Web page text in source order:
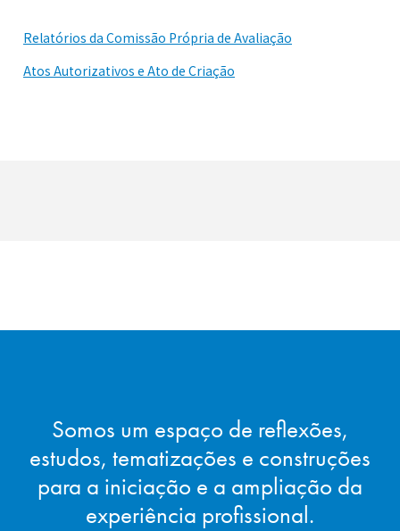
Relatórios da Comissão Própria de Avaliação
Atos Autorizativos e Ato de Criação
Somos um espaço de reflexões,
estudos, tematizações e construções
para a iniciação e a ampliação da
experiência profissional.